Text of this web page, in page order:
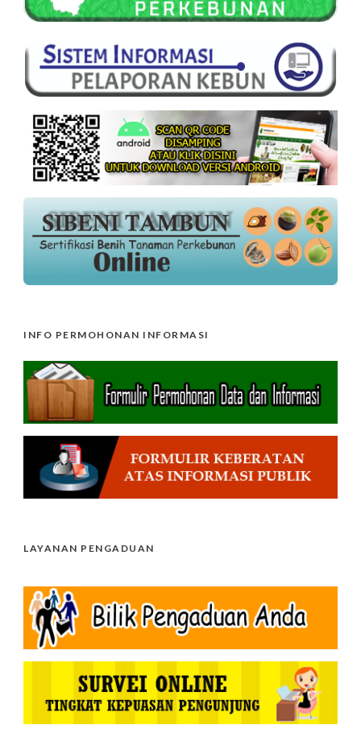
INFO PERMOHONAN INFORMASI
LAYANAN PENGADUAN